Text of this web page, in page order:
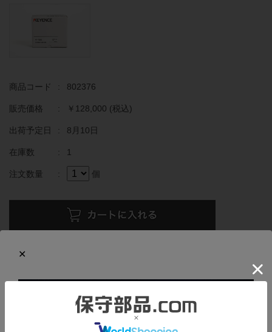
商品コード : 802376
販売価格 : ￥128,000 (税込)
出荷予定日 : 8月10日
在庫数 : 1
注文数量 : 個
プログラム容量：約1,500kステップ